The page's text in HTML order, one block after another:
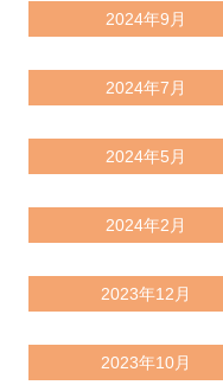
2024年9月
2024年7月
2024年5月
2024年2月
2023年12月
2023年10月